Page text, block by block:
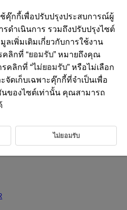
ช้คุ๊กกี้เพื่อปรับปรุงประสบการณ์ผู้
ดำเนินการ รวมถึงปรับปรุงไซต์
เพิ่มเติมเกี่ยวกับการใช้งาน
ลิกที่ “ยอมรับ” หมายถึงคุณ
คลิกที่ “ไม่ยอมรับ” หรือไม่เลือก
จัดเก็บเฉพาะคุ๊กกี้ที่จำเป็นเพื่อ
นของไซต์เท่านั้น คุณสามารถ
ไม่ยอมรับ